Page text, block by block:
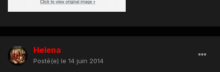
Helena
Posté(e) le 14 juin 2014